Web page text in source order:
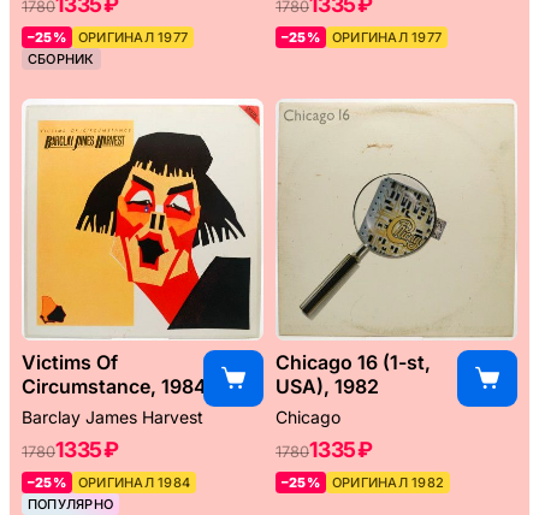
1780
–25%
ОРИГИНАЛ 1977
СБОРНИК
1780
–25% ОРИГИНАЛ 1977
Victims Of
Circumstance, 1984
Barclay James Harvest
17801335 ₽
–25%
ОРИГИНАЛ 1984
ПОПУЛЯРНО
Chicago 16 (1-st,
USA), 1982
Chicago
17801335 ₽
–25% ОРИГИНАЛ 1982